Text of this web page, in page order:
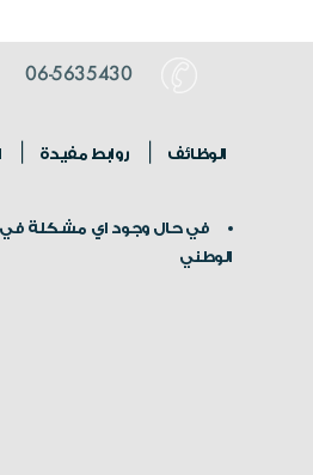
06-5635430
الوظائف روابط مفيدة
في حال وجود اي مشكلة في
الوطني